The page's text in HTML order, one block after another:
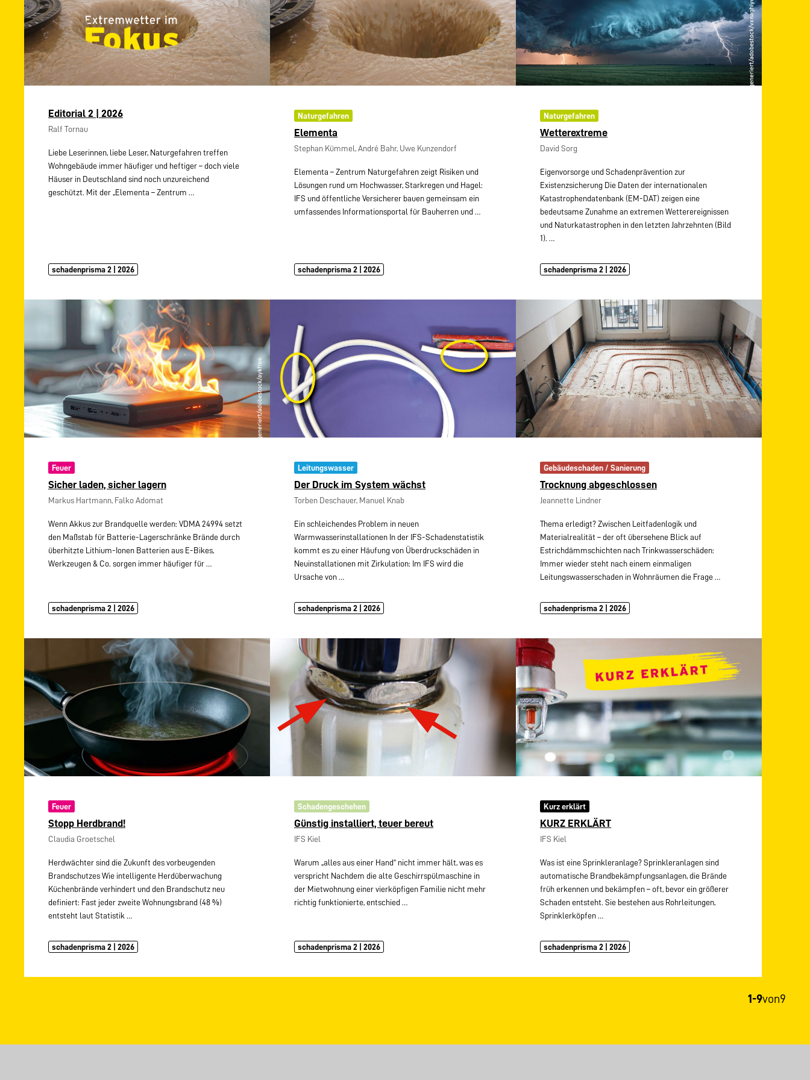
Editorial 2 | 2026
Ralf Tornau
Liebe Leserinnen, liebe Leser, Naturgefahren treffen
Wohngebäude immer häufiger und heftiger – doch viele
Häuser in Deutschland sind noch unzureichend
geschützt. Mit der „Elementa – Zentrum
schadenprisma 2 | 2026
Naturgefahren
Elementa
Stephan Kümmel, André Bahr, Uwe Kunzendorf
Elementa – Zentrum Naturgefahren zeigt Risiken und
Lösungen rund um Hochwasser, Starkregen und Hagel:
IFS und öffentliche Versicherer bauen gemeinsam ein
umfassendes Informationsportal für Bauherren und
schadenprisma 2 | 2026
Naturgefahren
Wetterextreme
David Sorg
Eigenvorsorge und Schadenprävention zur
Existenzsicherung Die Daten der internationalen
Katastrophendatenbank (EM-DAT) zeigen eine
bedeutsame Zunahme an extremen Wetterereignissen
und Naturkatastrophen in den letzten Jahrzehnten (Bild
1).
schadenprisma 2 | 2026
Feuer
Sicher laden, sicher lagern
Markus Hartmann, Falko Adomat
Wenn Akkus zur Brandquelle werden: VDMA 24994 setzt
den Maßstab für Batterie-Lagerschränke Brände durch
überhitzte Lithium-Ionen Batterien aus E-Bikes,
Werkzeugen & Co. sorgen immer häufiger für
schadenprisma 2 | 2026
Leitungswasser
Der Druck im System wächst
Torben Deschauer, Manuel Knab
Ein schleichendes Problem in neuen
Warmwasserinstallationen In der IFS-Schadenstatistik
kommt es zu einer Häufung von Überdruckschäden in
Neuinstallationen mit Zirkulation: Im IFS wird die
Ursache von
schadenprisma 2 | 2026
Gebäudeschaden / Sanierung
Trocknung abgeschlossen
Jeannette Lindner
Thema erledigt? Zwischen Leitfadenlogik und
Materialrealität – der oft übersehene Blick auf
Estrichdämmschichten nach Trinkwasserschäden:
Immer wieder steht nach einem einmaligen
Leitungswasserschaden in Wohnräumen die Frage
schadenprisma 2 | 2026
Feuer
Stopp Herdbrand!
Claudia Groetschel
Herdwächter sind die Zukunft des vorbeugenden
Brandschutzes Wie intelligente Herdüberwachung
Küchenbrände verhindert und den Brandschutz neu
definiert: Fast jeder zweite Wohnungsbrand (48 %)
entsteht laut Statistik
schadenprisma 2 | 2026
Schadengeschehen
Günstig installiert, teuer bereut
IFS Kiel
Warum „alles aus einer Hand“ nicht immer hält, was es
verspricht Nachdem die alte Geschirrspülmaschine in
der Mietwohnung einer vierköpfigen Familie nicht mehr
richtig funktionierte, entschied
schadenprisma 2 | 2026
Kurz erklärt
KURZ ERKLÄRT
IFS Kiel
Was ist eine Sprinkleranlage? Sprinkleranlagen sind
automatische Brandbekämpfungsanlagen, die Brände
früh erkennen und bekämpfen – oft, bevor ein größerer
Schaden entsteht. Sie bestehen aus Rohrleitungen,
Sprinklerköpfen
schadenprisma 2 | 2026
1-9von9